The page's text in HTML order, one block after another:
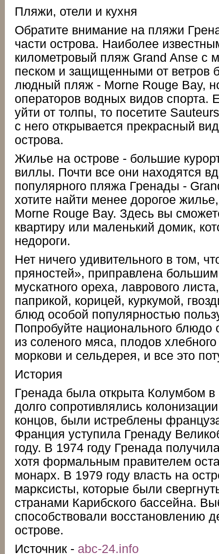
Пляжи, отели и кухня
Обратите внимание на пляжи
части острова. Наиболее
километровый пляж Grand Anse с
песком и защищенными от ветров
людный пляж - Morne Rouge Bay,
операторов водных видов спорта.
уйти от толпы, то посетите
с него открывается прекрасный
острова.
Жилье на острове - большие
виллы. Почти все они находятся
популярного пляжа Гренады -
хотите найти менее дорогое
Morne Rouge Bay. Здесь вы
квартиру или маленький домик,
недороги.
Нет ничего удивительного в том,
пряностей», приправлена
мускатного ореха, лаврового
паприкой, корицей, куркумой,
блюд особой популярностью
Попробуйте национального блюдо
из соленого мяса, плодов
моркови и сельдерея, и все это
История
Гренада была открыта Колумбом в
долго сопротивлялись
концов, были истреблены
Франция уступила Гренаду
году. В 1974 году Гренада
хотя формальным правителем
монарх. В 1979 году власть на
марксисты, которые были
странами Карибского бассейна.
способствовали восстановлению
острове.
Источник - abc-24.info